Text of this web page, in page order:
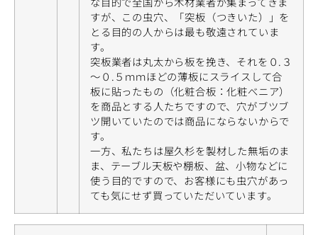
すが、この虫穴、「突板（つきいた）」を
とる目的の人からは最も敬遠されていま
す。
突板業者は丸太から板を挽き、それを０.３
～０.５ｍｍほどの薄板にスライスして合
板に貼ったもの（化粧合板：化粧べニア）
を商品とする人たちですので、穴がブツブ
ツ開いていたのでは商品にならないからで
す。
一方、私たちは屋久杉を製材した無垢のま
ま、テーブル天板や棚板、盆、小物などに
使う目的ですので、お客様にも虫穴があっ
ても気にせず買っていただいています。